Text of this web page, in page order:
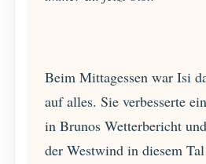
Beim Mittagessen war Isi
auf alles. Sie verbesserte
in Brunos Wetterbericht
der Westwind in diesem